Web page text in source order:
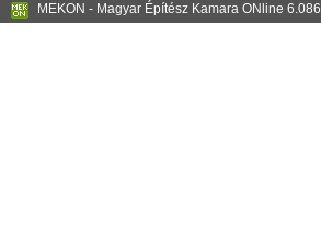
MEKON - Magyar Építész Kamara ONline 6.086